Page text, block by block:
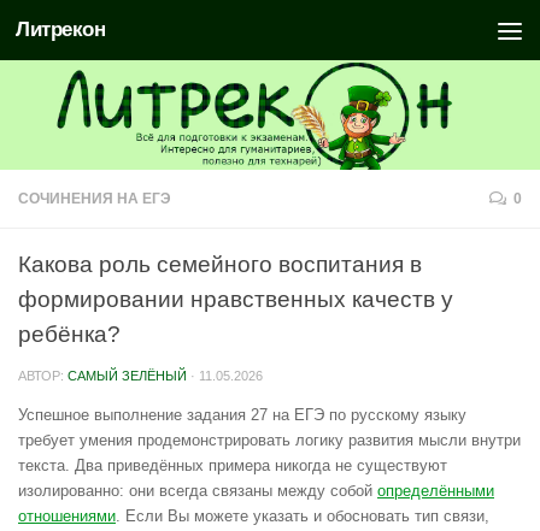
Литрекон
СОЧИНЕНИЯ НА ЕГЭ 0
Какова роль семейного воспитания в
формировании нравственных качеств у
ребёнка?
АВТОР: САМЫЙ ЗЕЛЁНЫЙ · 11.05.2026
Успешное выполнение задания 27 на ЕГЭ по русскому языку
требует умения продемонстрировать логику развития мысли внутри
текста. Два приведённых примера никогда не существуют
изолированно: они всегда связаны между собой определёнными
отношениями. Если Вы можете указать и обосновать тип связи,